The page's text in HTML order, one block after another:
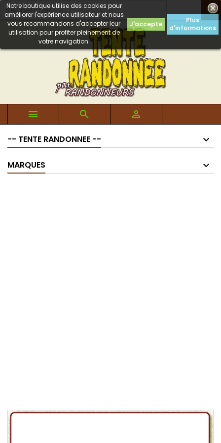

Notre boutique utilise des cookies pour
améliorer l'expérience utilisateur et nous
vous recommandons d'accepter leur
utilisation pour profiter pleinement de
votre navigation.
J'accepte
Plus
d'informations
  
-- TENTE RANDONNEE --
MARQUES